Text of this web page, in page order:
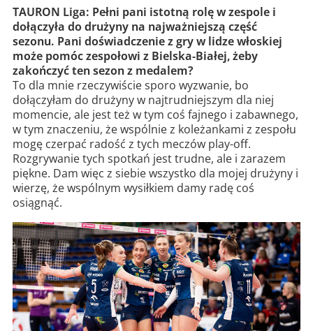
TAURON Liga: Pełni pani istotną rolę w zespole i
dołączyła do drużyny na najważniejszą część
sezonu. Pani doświadczenie z gry w lidze włoskiej
może pomóc zespołowi z Bielska-Białej, żeby
zakończyć ten sezon z medalem?
To dla mnie rzeczywiście sporo wyzwanie, bo
dołączyłam do drużyny w najtrudniejszym dla niej
momencie, ale jest też w tym coś fajnego i zabawnego,
w tym znaczeniu, że wspólnie z koleżankami z zespołu
mogę czerpać radość z tych meczów play-off.
Rozgrywanie tych spotkań jest trudne, ale i zarazem
piękne. Dam więc z siebie wszystko dla mojej drużyny i
wierzę, że wspólnym wysiłkiem damy radę coś
osiągnąć.